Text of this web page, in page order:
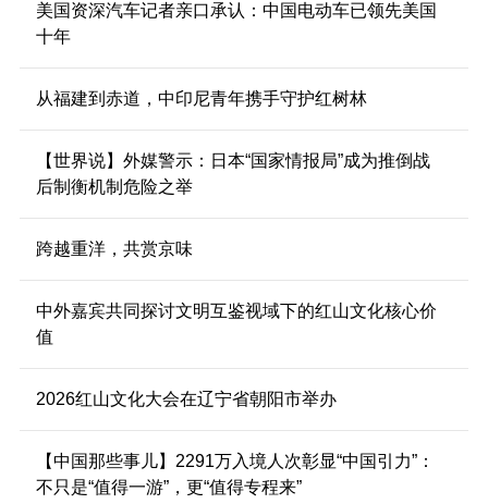
美国资深汽车记者亲口承认：中国电动车已领先美国
十年
从福建到赤道，中印尼青年携手守护红树林
【世界说】外媒警示：日本“国家情报局”成为推倒战
后制衡机制危险之举
跨越重洋，共赏京味
中外嘉宾共同探讨文明互鉴视域下的红山文化核心价
值
2026红山文化大会在辽宁省朝阳市举办
【中国那些事儿】2291万入境人次彰显“中国引力”：
不只是“值得一游”，更“值得专程来”